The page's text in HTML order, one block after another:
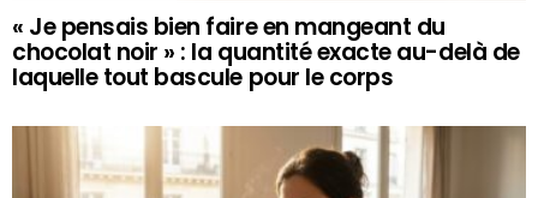
« Je pensais bien faire en mangeant du
chocolat noir » : la quantité exacte au-delà de
laquelle tout bascule pour le corps